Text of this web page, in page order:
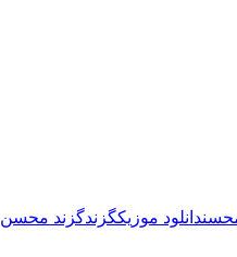
دانلود موزیکگزندگزند محسن